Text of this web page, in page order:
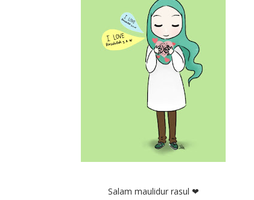
Salam maulidur rasul ❤